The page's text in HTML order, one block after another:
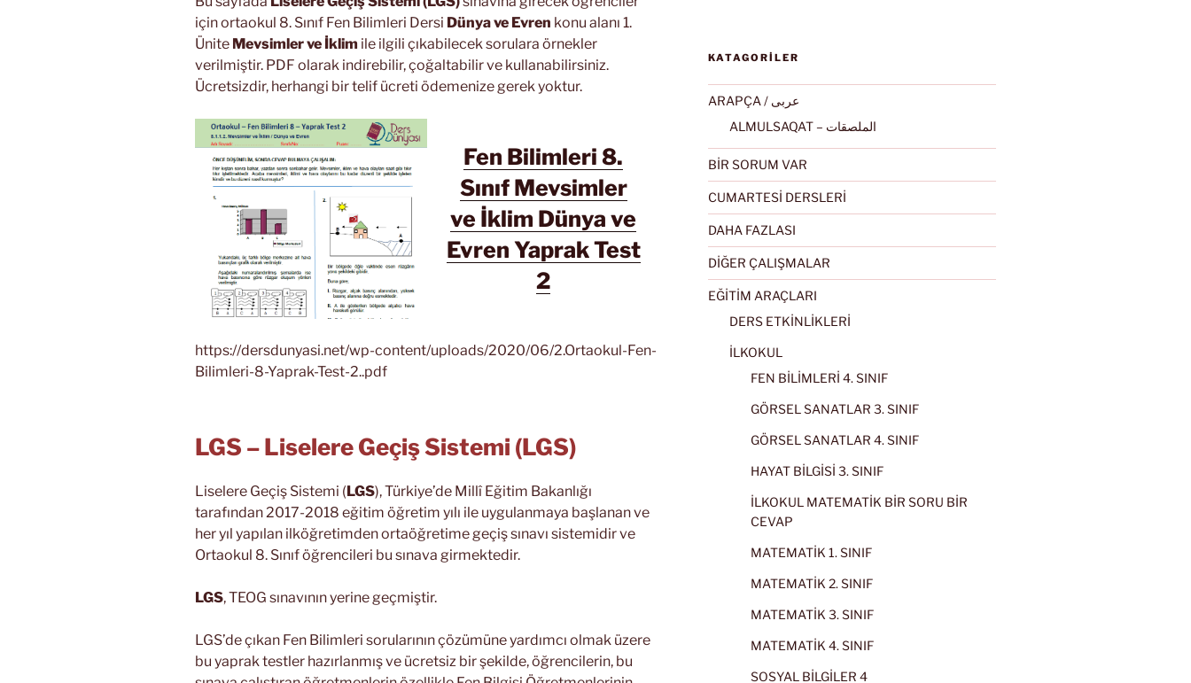
için ortaokul 8. Sınıf Fen Bilimleri Dersi Dünya ve Evren konu alanı 1.
Ünite Mevsimler ve İklim ile ilgili çıkabilecek sorulara örnekler
verilmiştir. PDF olarak indirebilir, çoğaltabilir ve kullanabilirsiniz.
Ücretsizdir, herhangi bir telif ücreti ödemenize gerek yoktur.
Fen Bilimleri 8.
Sınıf Mevsimler
ve İklim Dünya ve
Evren Yaprak Test
2
https://dersdunyasi.net/wp-content/uploads/2020/06/2.Ortaokul-Fen-
Bilimleri-8-Yaprak-Test-2..pdf
LGS – Liselere Geçiş Sistemi (LGS)
Liselere Geçiş Sistemi (LGS), Türkiye’de Millî Eğitim Bakanlığı
tarafından 2017-2018 eğitim öğretim yılı ile uygulanmaya başlanan ve
her yıl yapılan ilköğretimden ortaöğretime geçiş sınavı sistemidir ve
Ortaokul 8. Sınıf öğrencileri bu sınava girmektedir.
LGS, TEOG sınavının yerine geçmiştir.
LGS’de çıkan Fen Bilimleri sorularının çözümüne yardımcı olmak üzere
bu yaprak testler hazırlanmış ve ücretsiz bir şekilde, öğrencilerin, bu
KATAGORİLER
ARAPÇA / عربى
ALMULSAQAT – الملصقات
BİR SORUM VAR
CUMARTESİ DERSLERİ
DAHA FAZLASI
DİĞER ÇALIŞMALAR
EĞİTİM ARAÇLARI
DERS ETKİNLİKLERİ
İLKOKUL
FEN BİLİMLERİ 4. SINIF
GÖRSEL SANATLAR 3. SINIF
GÖRSEL SANATLAR 4. SINIF
HAYAT BİLGİSİ 3. SINIF
İLKOKUL MATEMATİK BİR SORU BİR
CEVAP
MATEMATİK 1. SINIF
MATEMATİK 2. SINIF
MATEMATİK 3. SINIF
MATEMATİK 4. SINIF
SOSYAL BİLGİLER 4